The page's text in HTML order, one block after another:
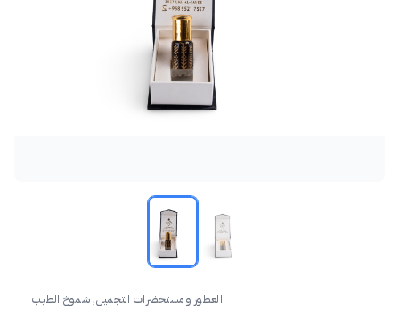
العطور و مستحضرات التجميل, شموخ الطيب